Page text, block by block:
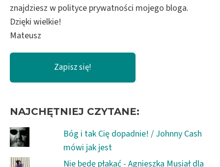
znajdziesz w polityce prywatności mojego bloga.
Dzięki wielkie!
Mateusz
NAJCHĘTNIEJ CZYTANE:
Bóg i tak Cię dopadnie! / Johnny Cash
mówi jak jest
Nie będę płakać - Agnieszka Musiał dla